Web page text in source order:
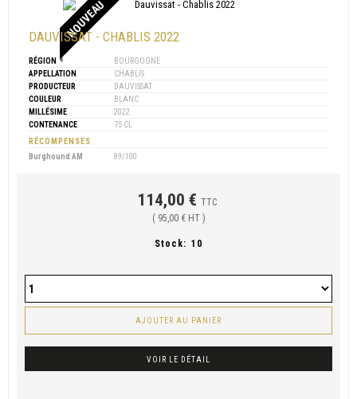
NOUVEAU
DAUVISSAT - CHABLIS 2022
RÉGION
BOURGOGNE
APPELLATION
CHABLIS
PRODUCTEUR
DAUVISSAT
COULEUR
BLANC
MILLÉSIME
2022
CONTENANCE
75 CL
RÉCOMPENSES
Burghound AM
89/100
114,00 € TTC
( 95,00 € HT )
Stock: 10
AJOUTER AU PANIER
VOIR LE DÉTAIL